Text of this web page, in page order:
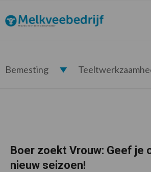
de
hoofdnavigatie
de
hoofd
de
eerste
de
voettekst
Melkveebedrijf.nl
Bemesting
Boer zoekt Vrouw: Geef je
nieuw seizoen!